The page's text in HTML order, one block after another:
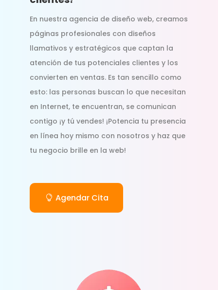
En nuestra agencia de diseño web, creamos
páginas profesionales con diseños
llamativos y estratégicos que captan la
atención de tus potenciales clientes y los
convierten en ventas. Es tan sencillo como
esto: las personas buscan lo que necesitan
en Internet, te encuentran, se comunican
contigo ¡y tú vendes! ¡Potencia tu presencia
en línea hoy mismo con nosotros y haz que
tu negocio brille en la web!
Agendar Cita